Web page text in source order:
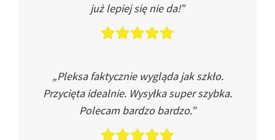
już lepiej się nie da!”
„Pleksa faktycznie wygląda jak szkło.
Przycięta idealnie. Wysyłka super szybka.
Polecam bardzo bardzo.”